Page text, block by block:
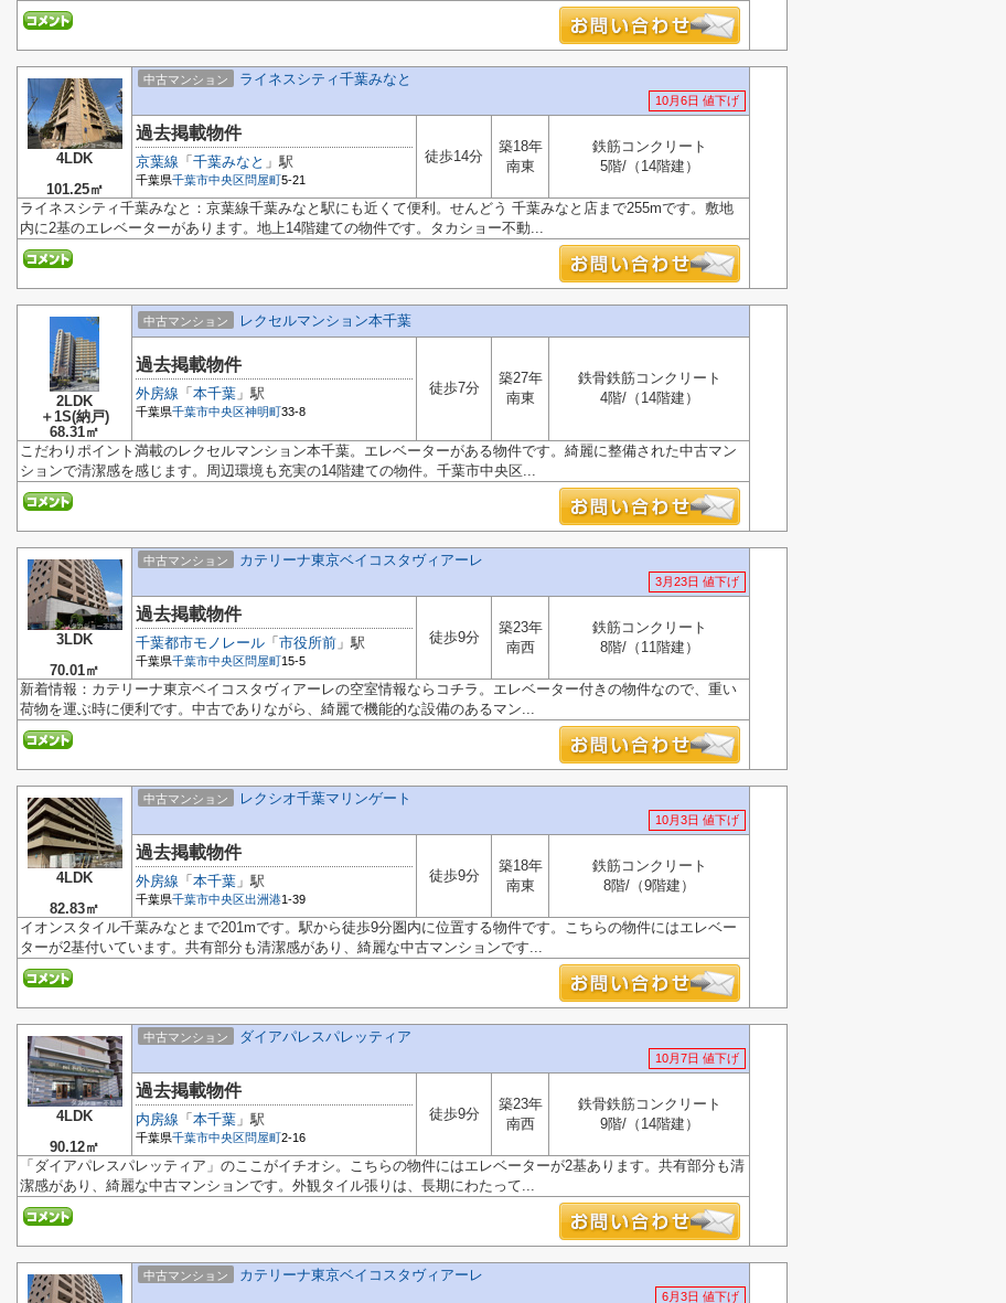
4LDK
101.25㎡
中古マンション ライネスシティ千葉みなと
10月6日 値下げ
過去掲載物件
京葉線 「 千葉みなと 」駅
千葉県千葉市中央区 問屋町5-21
徒歩14分
築18年
南東
鉄筋コンクリート
5階/（14階建）
ライネスシティ千葉みなと：京葉線千葉みなと駅にも近くて便利。せんどう 千葉みなと店まで255mです。敷地
内に2基のエレベーターがあります。地上14階建ての物件です。タカショー不動...
2LDK
＋1S(納戸)
68.31㎡
中古マンション レクセルマンション本千葉
過去掲載物件
外房線 「 本千葉 」駅
千葉県千葉市中央区神明町33-8
徒歩7分
築27年
南東
鉄骨鉄筋コンクリート
4階/（14階建）
こだわりポイント満載のレクセルマンション本千葉。エレベーターがある物件です。綺麗に整備された中古マン
ションで清潔感を感じます。周辺環境も充実の14階建ての物件。千葉市中央区...
3LDK
70.01㎡
中古マンション カテリーナ東京ベイコスタヴィアーレ
3月23日 値下げ
過去掲載物件
千葉都市モノレール 「 市役所前 」駅
千葉県千葉市中央区 問屋町15-5
徒歩9分
築23年
南西
鉄筋コンクリート
8階/（11階建）
新着情報：カテリーナ東京ベイコスタヴィアーレの空室情報ならコチラ。エレベーター付きの物件なので、重い
荷物を運ぶ時に便利です。中古でありながら、綺麗で機能的な設備のあるマン...
4LDK
82.83㎡
中古マンション レクシオ千葉マリンゲート
10月3日 値下げ
過去掲載物件
外房線 「 本千葉 」駅
千葉県千葉市中央区出洲港1-39
徒歩9分
築18年
南東
鉄筋コンクリート
8階/（9階建）
イオンスタイル千葉みなとまで201mです。駅から徒歩9分圏内に位置する物件です。こちらの物件にはエレベー
ターが2基付いています。共有部分も清潔感があり、綺麗な中古マンションです...
4LDK
90.12㎡
中古マンション ダイアパレスパレッティア
10月7日 値下げ
過去掲載物件
内房線 「 本千葉 」駅
千葉県千葉市中央区 問屋町2-16
徒歩9分
築23年
南西
鉄骨鉄筋コンクリート
9階/（14階建）
「ダイアパレスパレッティア」のここがイチオシ。こちらの物件にはエレベーターが2基あります。共有部分も清
潔感があり、綺麗な中古マンションです。外観タイル張りは、長期にわたって...
中古マンション カテリーナ東京ベイコスタヴィアーレ
6月3日 値下げ